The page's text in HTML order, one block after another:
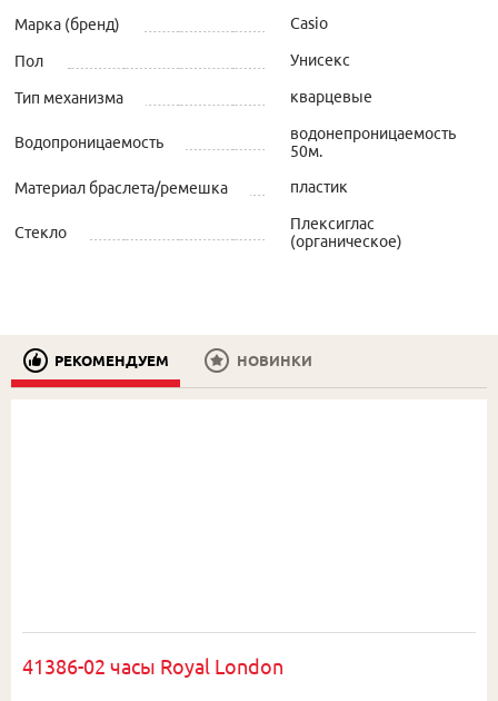
Марка (бренд) Casio
Пол Унисекс
Тип механизма кварцевые
Водопроницаемость
водонепроницаемость
50м.
Материал браслета/ремешка пластик
Стекло
Плексиглас
(органическое)
РЕКОМЕНДУЕМ НОВИНКИ
41386-02 часы Royal London